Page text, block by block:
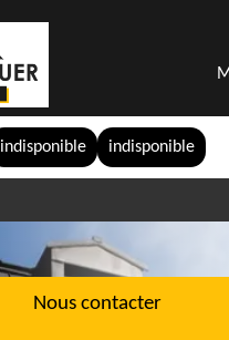
indisponible indisponible
Nous contacter